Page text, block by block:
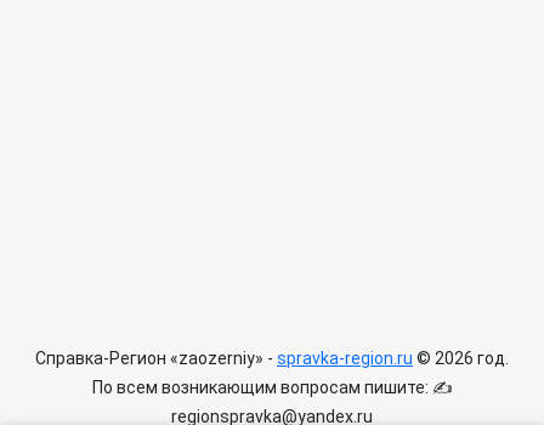
Справка-Регион «zaozerniy» - spravka-region.ru © 2026 год.
По всем возникающим вопросам пишите: ✍
regionspravka@yandex.ru